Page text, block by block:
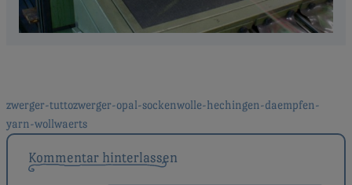
Beitragsnavigation
zwerger-tuttozwerger-opal-sockenwolle-hechingen-daempfen-
yarn-wollwaerts
Kommentar hinterlassen